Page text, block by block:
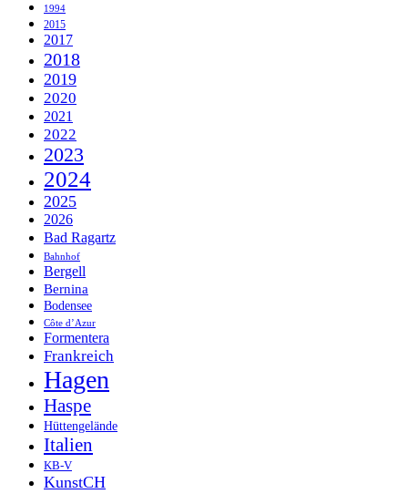
1994
2015
2017
2018
2019
2020
2021
2022
2023
2024
2025
2026
Bad Ragartz
Bahnhof
Bergell
Bernina
Bodensee
Côte d’Azur
Formentera
Frankreich
Hagen
Haspe
Hüttengelände
Italien
KB-V
KunstCH